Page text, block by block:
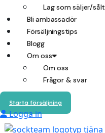
Lag som säljer/sålt
Bli ambassadör
Försäljningstips
Blogg
Om oss
Om oss
Frågor & svar
Starta försäljning
Logga in